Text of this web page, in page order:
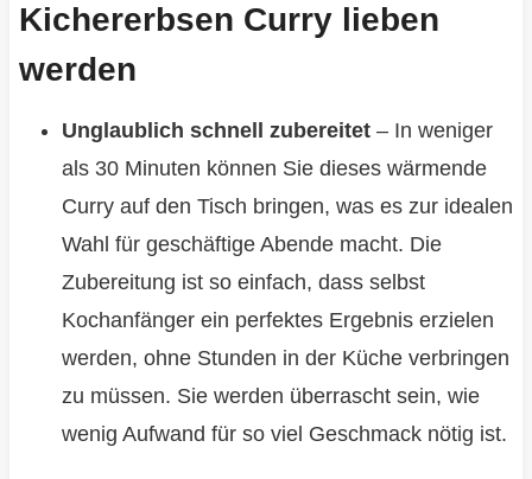
Kichererbsen Curry lieben
werden
Unglaublich schnell zubereitet– In weniger
als 30 Minuten können Sie dieses wärmende
Curry auf den Tisch bringen, was es zur idealen
Wahl für geschäftige Abende macht. Die
Zubereitung ist so einfach, dass selbst
Kochanfänger ein perfektes Ergebnis erzielen
werden, ohne Stunden in der Küche verbringen
zu müssen. Sie werden überrascht sein, wie
wenig Aufwand für so viel Geschmack nötig ist.